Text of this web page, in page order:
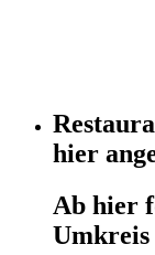
hier
Ab hier
Umkreis